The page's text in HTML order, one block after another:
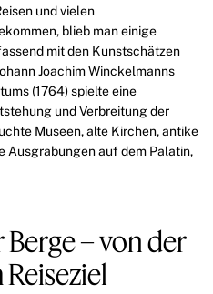
und vielen
blieb man einige
mit den Kunstschätzen
Joachim Winckelmanns
(1764) spielte eine
und Verbreitung der
Museen, alte Kirchen, antike
Ausgrabungen auf dem Palatin,
– von der